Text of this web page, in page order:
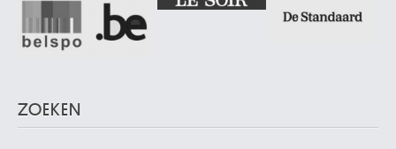
ZOEKEN